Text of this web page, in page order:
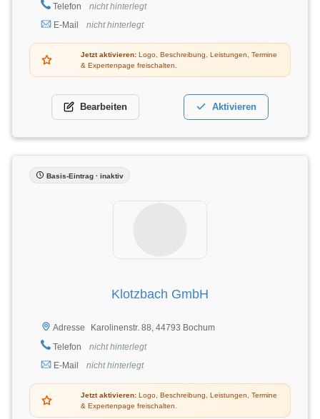
Telefon
nicht hinterlegt
E-Mail
nicht hinterlegt
Jetzt aktivieren: Logo, Beschreibung, Leistungen, Termine
& Expertenpage freischalten.
Bearbeiten Aktivieren
Basis-Eintrag · inaktiv
Klotzbach GmbH
Adresse
Karolinenstr. 88, 44793 Bochum
Telefon
nicht hinterlegt
E-Mail
nicht hinterlegt
Jetzt aktivieren: Logo, Beschreibung, Leistungen, Termine
& Expertenpage freischalten.